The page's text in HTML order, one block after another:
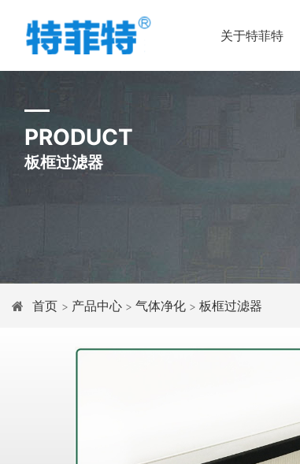
关于特菲特
PRODUCT
板框过滤器
首页 > 产品中心 > 气体净化 > 板框过滤器